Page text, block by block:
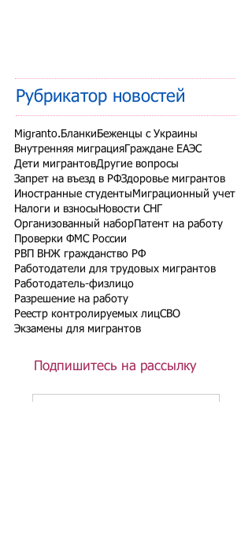
Рубрикатор новостей
Migranto.Бланки Беженцы с Украины
Внутренняя миграцияГраждане ЕАЭС
Дети мигрантовДругие вопросы
Запрет на въезд в РФЗдоровье мигрантов
Иностранные студенты Миграционный учет
Налоги и взносы Новости СНГ
Организованный наборПатент на работу
Проверки ФМС России
РВП ВНЖ гражданство РФ
Работодатели для трудовых мигрантов
Работодатель-физлицо
Разрешение на работу
Реестр контролируемых лицСВО
Экзамены для мигрантов
Подпишитесь на рассылку